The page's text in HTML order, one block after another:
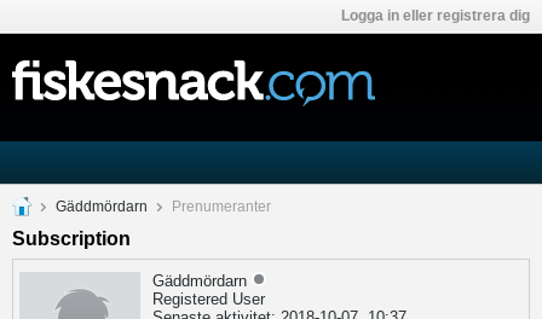
Logga in eller registrera dig
Gäddmördarn Prenumeranter
Subscription
Gäddmördarn
Registered User